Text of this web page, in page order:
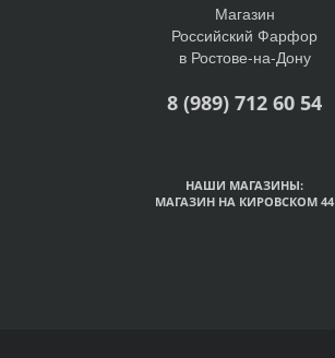
Магазин
Российский Фарфор
в Ростове-на-Дону
8 (989) 712 60 54
НАШИ МАГАЗИНЫ:
МАГАЗИН НА КИРОВСКОМ 44